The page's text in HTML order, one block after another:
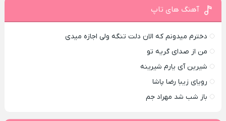
آهنگ های تاپ
دخترم میدونم که الان دلت تنگه ولی اجازه میدی
من از صدای گريه تو
شیرین آی یارم شیرینه
رویای زیبا رضا پاشا
باز شب شد مهراد جم